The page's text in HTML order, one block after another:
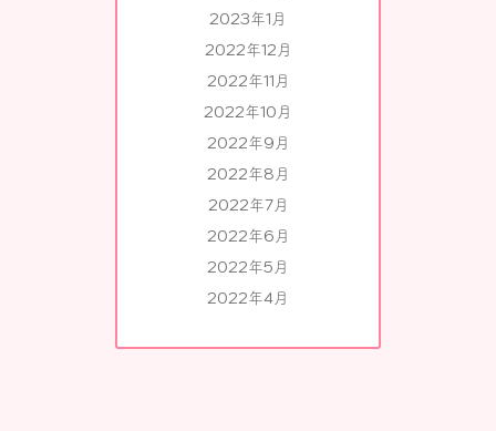
2023年1月
2022年12月
2022年11月
2022年10月
2022年9月
2022年8月
2022年7月
2022年6月
2022年5月
2022年4月